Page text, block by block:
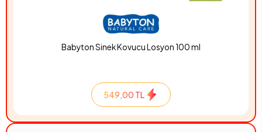
Babyton Sinek Kovucu Losyon 100 ml
549,00 TL